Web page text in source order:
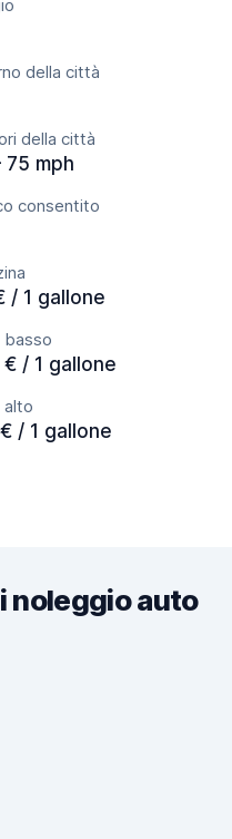
della città
della città
75 mph
consentito
/ 1 gallone
basso
/ 1 gallone
alto
/ 1 gallone
noleggio auto